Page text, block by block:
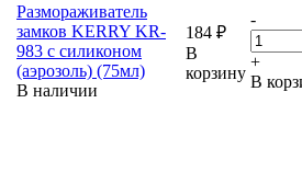
Размораживатель
замков KERRY KR-
983 с силиконом
(аэрозоль) (75мл)
В наличии
184 ₽
В
корзину
-
+
В